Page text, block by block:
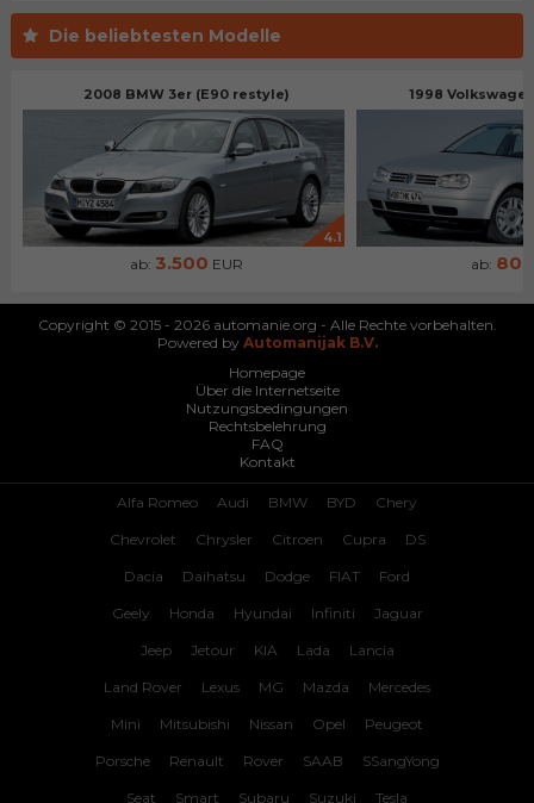
Die beliebtesten Modelle
2008 BMW 3er (E90 restyle)
4.1
ab: 3.500 EUR
1998
ab: 800
Copyright © 2015 - 2026 automanie.org - Alle Rechte vorbehalten.
Powered by Automanijak B.V.
Homepage
Über die Internetseite
Nutzungsbedingungen
Rechtsbelehrung
FAQ
Kontakt
Alfa Romeo Audi BMW BYD Chery
Chevrolet Chrysler Citroen Cupra DS
Dacia Daihatsu Dodge FIAT Ford
Geely Honda Hyundai Infiniti Jaguar
Jeep Jetour KIA Lada Lancia
Land Rover Lexus MG Mazda Mercedes
Mini Mitsubishi Nissan Opel Peugeot
Porsche Renault Rover SAAB SSangYong
Seat Smart Subaru Suzuki Tesla